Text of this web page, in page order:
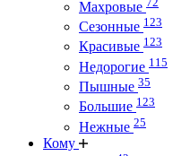
Махровые
Сезонные 123
Красивые 123
Недорогие 115
Пышные 35
Большие 123
Нежные 25
Кому